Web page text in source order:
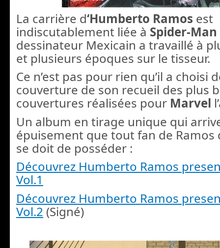
La carrière d‘Humberto Ramos est
indiscutablement liée à Spider-Man
dessinateur Mexicain a travaillé à
et plusieurs époques sur le tisseur.
Ce n’est pas pour rien qu’il a choisi
couverture de son recueil des plus
couvertures réalisées pour Marvel
Un album en tirage unique qui
épuisement que tout fan de Ramos
se doit de posséder :
Découvrez Humberto Ramos
Vol.1
Découvrez Humberto Ramos
Vol.2 (Signé)